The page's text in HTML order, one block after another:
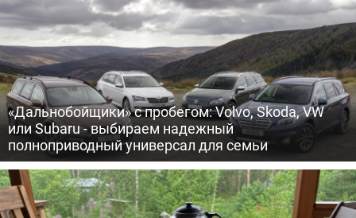
«Дальнобойщики» с пробегом: Volvo, Skoda, VW
или Subaru - выбираем надежный
полноприводный универсал для семьи